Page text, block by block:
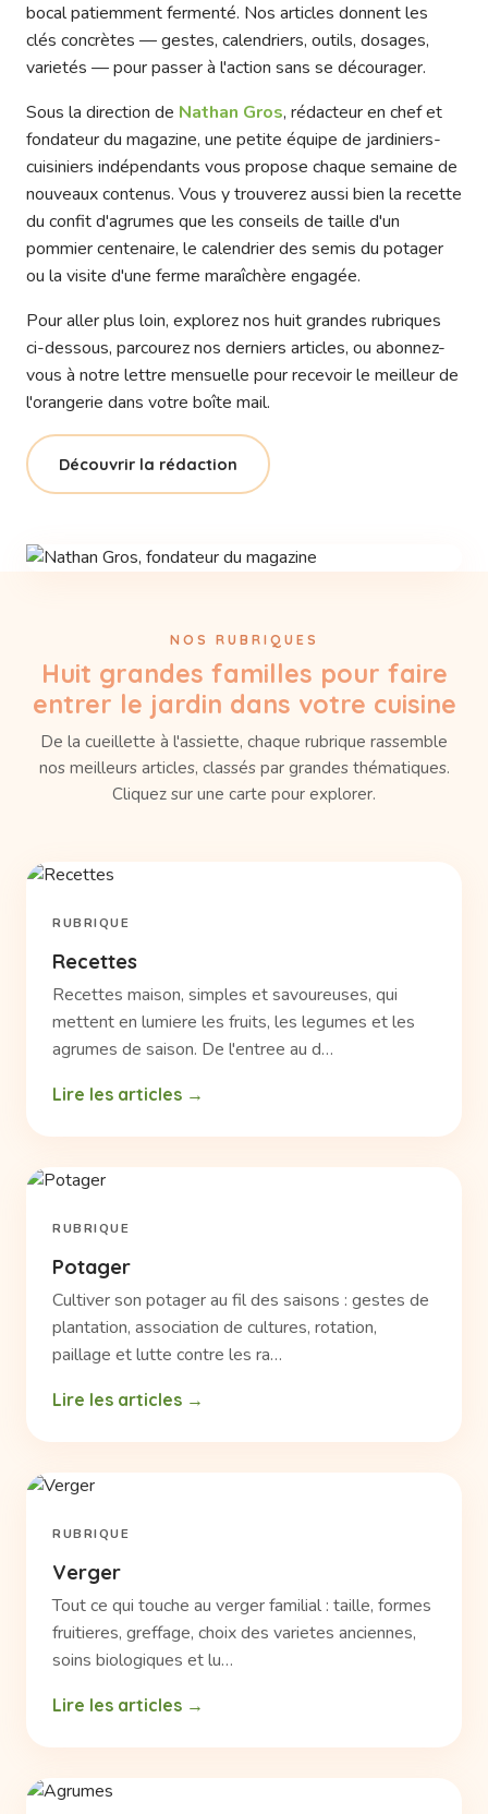
bocal patiemment fermenté. Nos articles donnent les
clés concrètes — gestes, calendriers, outils, dosages,
varietés — pour passer à l'action sans se décourager.
Sous la direction de Nathan Gros, rédacteur en chef et
fondateur du magazine, une petite équipe de jardiniers-
cuisiniers indépendants vous propose chaque semaine de
nouveaux contenus. Vous y trouverez aussi bien la recette
du confit d'agrumes que les conseils de taille d'un
pommier centenaire, le calendrier des semis du potager
ou la visite d'une ferme maraîchère engagée.
Pour aller plus loin, explorez nos huit grandes rubriques
ci-dessous, parcourez nos derniers articles, ou abonnez-
vous à notre lettre mensuelle pour recevoir le meilleur de
l'orangerie dans votre boîte mail.
Découvrir la rédaction
NOS RUBRIQUES
Huit grandes familles pour faire
entrer le jardin dans votre cuisine
De la cueillette à l'assiette, chaque rubrique rassemble
nos meilleurs articles, classés par grandes thématiques.
Cliquez sur une carte pour explorer.
RUBRIQUE
Recettes
Recettes maison, simples et savoureuses, qui
mettent en lumiere les fruits, les legumes et les
agrumes de saison. De l'entree au d…
Lire les articles
RUBRIQUE
Potager
Cultiver son potager au fil des saisons : gestes de
plantation, association de cultures, rotation,
paillage et lutte contre les ra…
Lire les articles
RUBRIQUE
Verger
Tout ce qui touche au verger familial : taille, formes
fruitieres, greffage, choix des varietes anciennes,
soins biologiques et lu…
Lire les articles